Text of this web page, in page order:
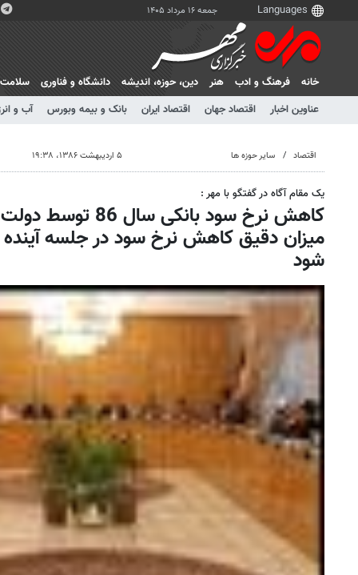
جمعه ۱۶ مرداد ۱۴۰۵
خانه فرهنگ و ادب هنر دين، حوزه، انديشه دانشگاه و فناوری سلامت
عناوین اخبار
اقتصاد جهان اقتصاد ایران بانک و بیمه وبورس آب و
اقتصاد سایر حوزه ها ۵ اردیبهشت ۱۳۸۶، ۱۹:۳۸
یک مقام آگاه در گفتگو با مهر :
کاهش نرخ سود
میزان دقیق کاهش نرخ سود در جلسه
شود